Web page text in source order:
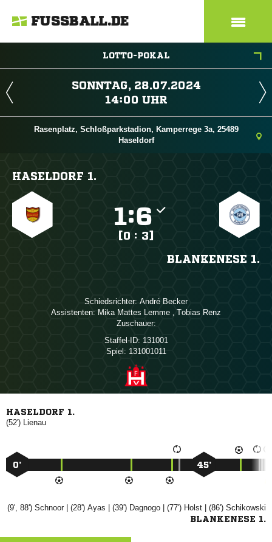
FUSSBALL.DE
LOTTO-POKAL
 
 
Rasenplatz, Schloßparkstadion, Kamperrege 3a, 25489
Haseldorf
HASELDORF 1.
:
[0 : 3]
BLANKENESE 1.
Schiedsrichter:  
Assistenten:    ,  
Zuschauer:
Staffel-ID: 131001
Spiel: 131001011
HASELDORF 1.
(52') 
0’ 45’
(9', 88') | (28')  | (39')  | (77')  | (86') 
BLANKENESE 1.